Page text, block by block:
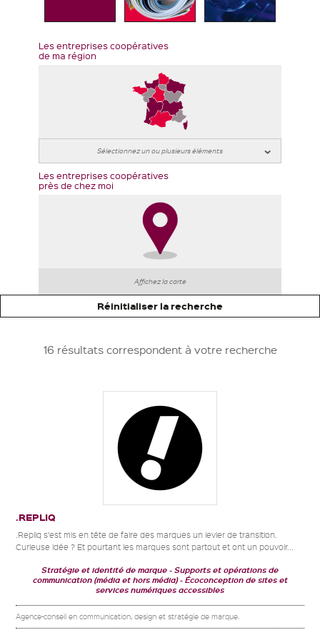
Les entreprises coopératives
de ma région
Les entreprises coopératives
près de chez moi
Affichez la carte
Réinitialiser la recherche
16 résultats correspondent à votre recherche
.REPLIQ
.Repliq s’est mis en tête de faire des marques un levier de transition.
Curieuse idée ? Et pourtant les marques sont partout et ont un pouvoir...
Stratégie et identité de marque
Supports et opérations de
communication (média et hors média)
Écoconception de sites et
services numériques accessibles
Agence-conseil en communication, design et stratégie de marque.